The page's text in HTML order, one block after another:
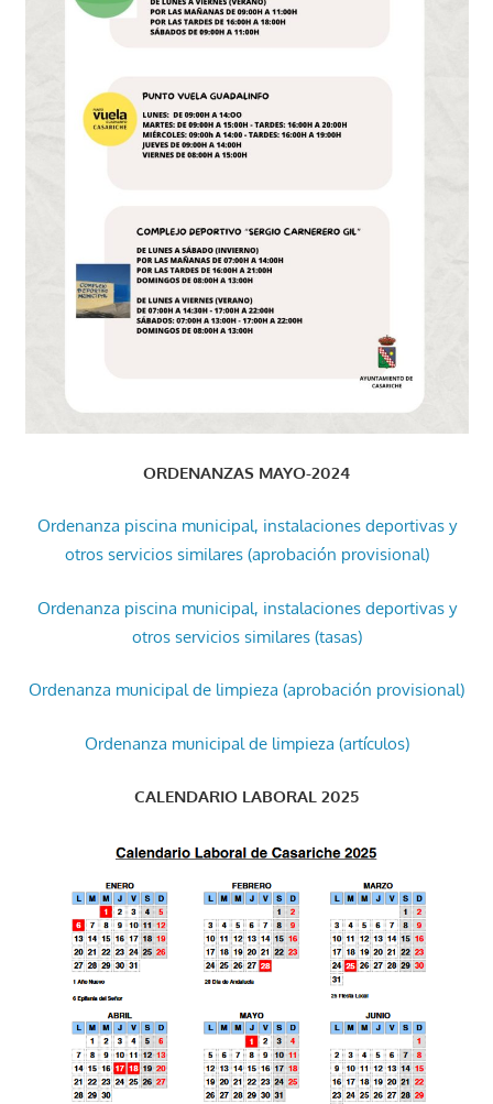
ORDENANZAS MAYO-2024
Ordenanza piscina municipal, instalaciones deportivas y
otros servicios similares (aprobación provisional)
Ordenanza piscina municipal, instalaciones deportivas y
otros servicios similares (tasas)
Ordenanza municipal de limpieza (aprobación provisional)
Ordenanza municipal de limpieza (artículos)
CALENDARIO LABORAL 2025